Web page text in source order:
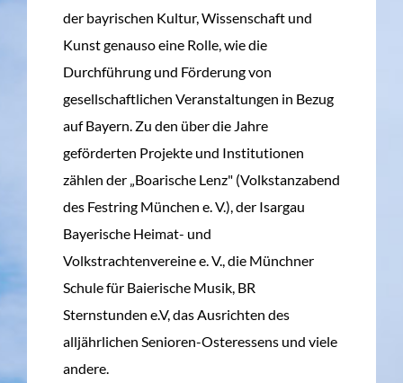
der bayrischen Kultur, Wissenschaft und
Kunst genauso eine Rolle, wie die
Durchführung und Förderung von
gesellschaftlichen Veranstaltungen in Bezug
auf Bayern. Zu den über die Jahre
geförderten Projekte und Institutionen
zählen der „Boarische Lenz" (Volkstanzabend
des Festring München e. V.), der Isargau
Bayerische Heimat- und
Volkstrachtenvereine e. V., die Münchner
Schule für Baierische Musik, BR
Sternstunden e.V, das Ausrichten des
alljährlichen Senioren-Osteressens und viele
andere.